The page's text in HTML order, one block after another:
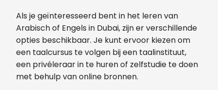
Als je geïnteresseerd bent in het leren van
Arabisch of Engels in Dubai, zijn er verschillende
opties beschikbaar. Je kunt ervoor kiezen om
een taalcursus te volgen bij een taalinstituut,
een privéleraar in te huren of zelfstudie te doen
met behulp van online bronnen.